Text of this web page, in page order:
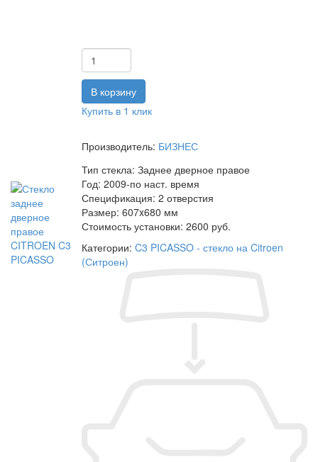
Купить в 1 клик
Производитель: БИЗНЕС
Тип стекла: Заднее дверное правое
Год: 2009-по наст. время
Спецификация: 2 отверстия
Размер: 607x680 мм
Стоимость установки: 2600 руб.
Категории: C3 PICASSO - стекло на Citroen
(Ситроен)